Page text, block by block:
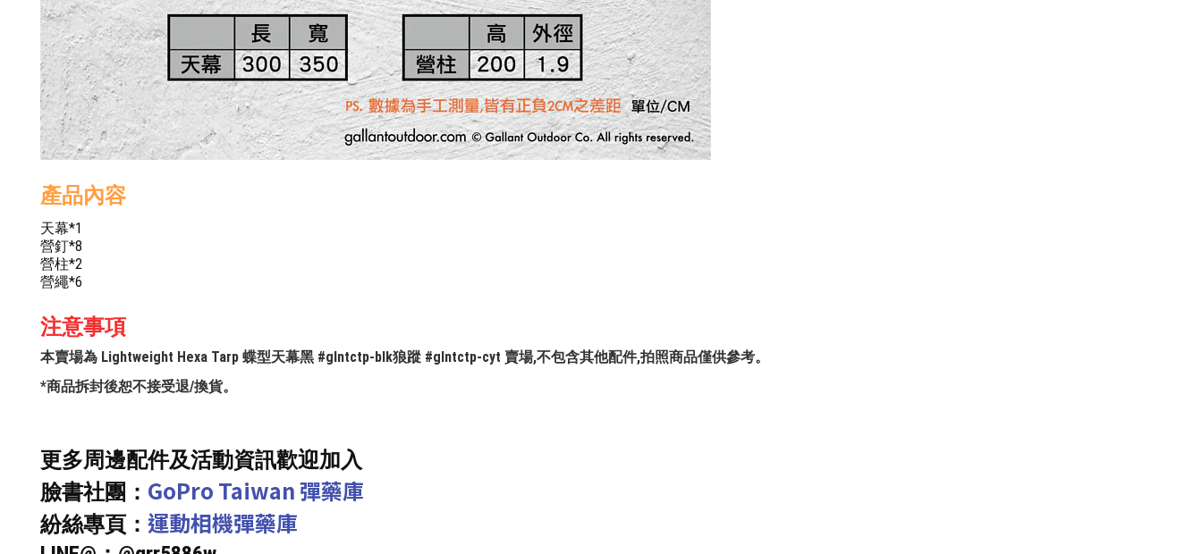
產品內容
天幕*1
營釘*8
營柱*2
營繩*6
注意事項
本賣場為 Lightweight Hexa Tarp 蝶型天幕黑 #glntctp-blk狼蹤 #glntctp-cyt 賣場,不包含其他配件,拍照商品僅供參考。
*商品拆封後恕不接受退/換貨。
更多周邊配件及活動資訊歡迎加入
臉書社團： GoPro Taiwan 彈藥庫
紛絲專頁： 運動相機彈藥庫